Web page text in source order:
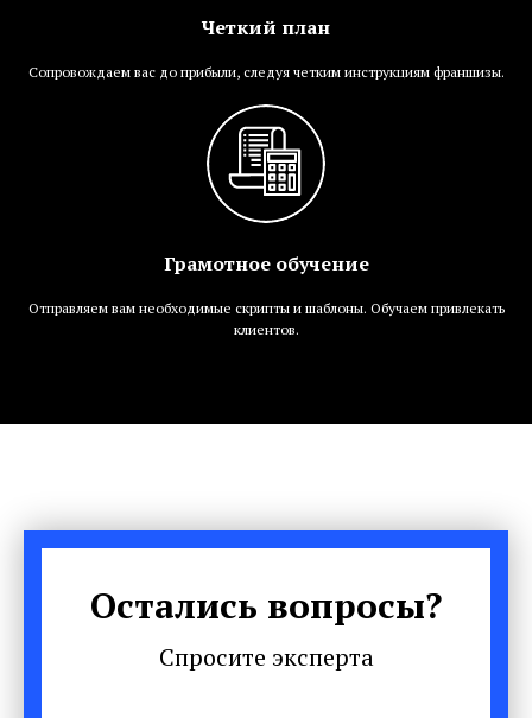
Четкий план
Сопровождаем вас до прибыли, следуя четким инструкциям франшизы.
Грамотное обучение
Отправляем вам необходимые скрипты и шаблоны. Обучаем привлекать
клиентов.
Остались вопросы?
Спросите эксперта